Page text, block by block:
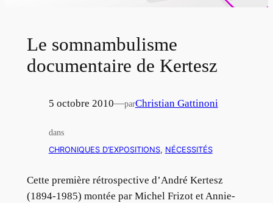
Le somnambulisme
documentaire de Kertesz
5 octobre 2010—parChristian Gattinoni
dans
CHRONIQUES D’EXPOSITIONS, NÉCESSITÉS
Cette première rétrospective d’André Kertesz
(1894-1985) montée par Michel Frizot et Annie-